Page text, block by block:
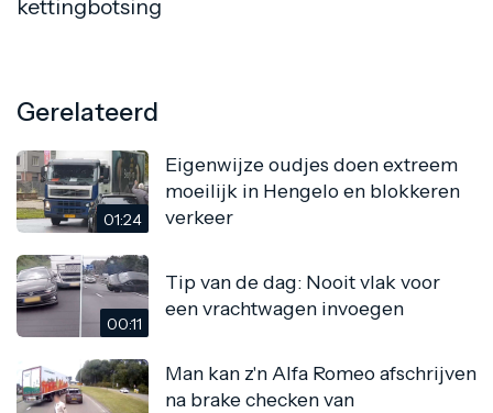
kettingbotsing
Gerelateerd
01:24
Eigenwijze oudjes doen extreem
moeilijk in Hengelo en blokkeren
verkeer
00:11
Tip van de dag: Nooit vlak voor
een vrachtwagen invoegen
Man kan z'n Alfa Romeo afschrijven
na brake checken van